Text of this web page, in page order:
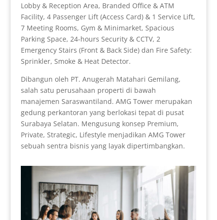
Lobby & Reception Area, Branded Office & ATM
Facility, 4 Passenger Lift (Access Card) & 1 Service Lift,
7 Meeting Rooms, Gym & Minimarket, Spacious
Parking Space, 24-hours Security & CCTV, 2
Emergency Stairs (Front & Back Side) dan Fire Safety:
Sprinkler, Smoke & Heat Detector.
Dibangun oleh PT. Anugerah Matahari Gemilang,
salah satu perusahaan properti di bawah
manajemen Saraswantiland. AMG Tower merupakan
gedung perkantoran yang berlokasi tepat di pusat
Surabaya Selatan. Mengusung konsep Premium,
Private, Strategic, Lifestyle menjadikan AMG Tower
sebuah sentra bisnis yang layak dipertimbangkan.